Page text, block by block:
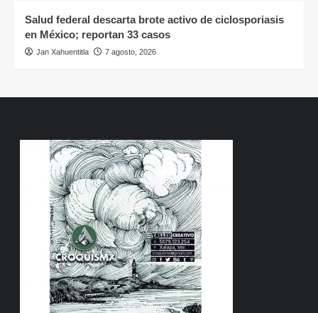
Salud federal descarta brote activo de ciclosporiasis
en México; reportan 33 casos
Jan Xahuentitla 7 agosto, 2026